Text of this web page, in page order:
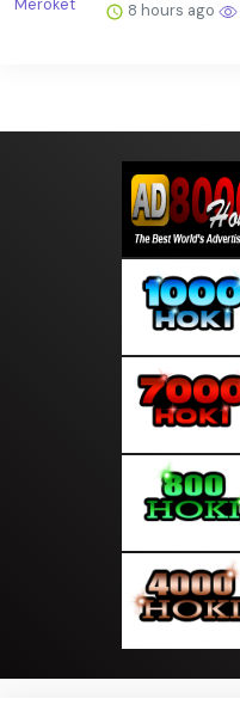
8 hours ago